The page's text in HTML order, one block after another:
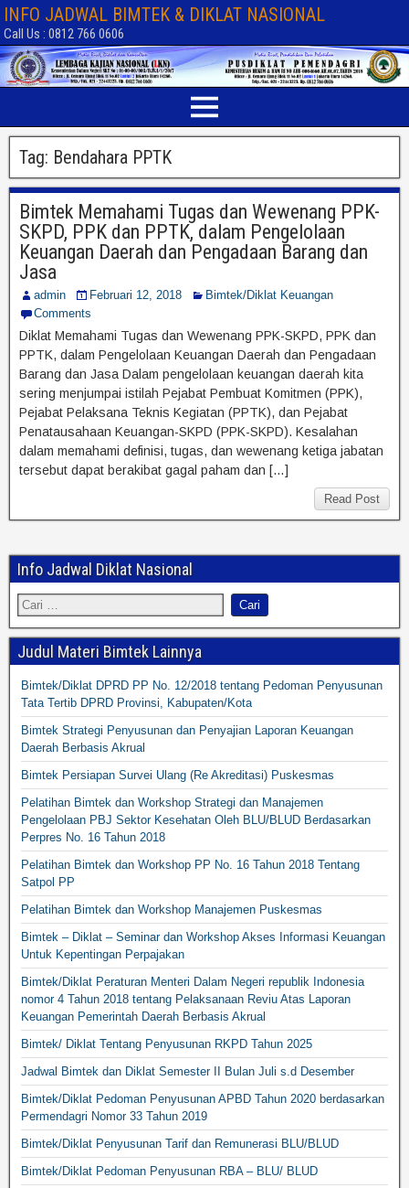
INFO JADWAL BIMTEK & DIKLAT NASIONAL
Call Us : 0812 766 0606
Tag: Bendahara PPTK
Bimtek Memahami Tugas dan Wewenang PPK-
SKPD, PPK dan PPTK, dalam Pengelolaan
Keuangan Daerah dan Pengadaan Barang dan
Jasa
admin Februari 12, 2018
Bimtek/Diklat Keuangan
Comments
Diklat Memahami Tugas dan Wewenang PPK-SKPD, PPK dan
PPTK, dalam Pengelolaan Keuangan Daerah dan Pengadaan
Barang dan Jasa Dalam pengelolaan keuangan daerah kita
sering menjumpai istilah Pejabat Pembuat Komitmen (PPK),
Pejabat Pelaksana Teknis Kegiatan (PPTK), dan Pejabat
Penatausahaan Keuangan-SKPD (PPK-SKPD). Kesalahan
dalam memahami definisi, tugas, dan wewenang ketiga jabatan
tersebut dapat berakibat gagal paham dan […]
Read Post
Info Jadwal Diklat Nasional
Judul Materi Bimtek Lainnya
Bimtek/Diklat DPRD PP No. 12/2018 tentang Pedoman Penyusunan
Tata Tertib DPRD Provinsi, Kabupaten/Kota
Bimtek Strategi Penyusunan dan Penyajian Laporan Keuangan
Daerah Berbasis Akrual
Bimtek Persiapan Survei Ulang (Re Akreditasi) Puskesmas
Pelatihan Bimtek dan Workshop Strategi dan Manajemen
Pengelolaan PBJ Sektor Kesehatan Oleh BLU/BLUD Berdasarkan
Perpres No. 16 Tahun 2018
Pelatihan Bimtek dan Workshop PP No. 16 Tahun 2018 Tentang
Satpol PP
Pelatihan Bimtek dan Workshop Manajemen Puskesmas
Bimtek – Diklat – Seminar dan Workshop Akses Informasi Keuangan
Untuk Kepentingan Perpajakan
Bimtek/Diklat Peraturan Menteri Dalam Negeri republik Indonesia
nomor 4 Tahun 2018 tentang Pelaksanaan Reviu Atas Laporan
Keuangan Pemerintah Daerah Berbasis Akrual
Bimtek/ Diklat Tentang Penyusunan RKPD Tahun 2025
Jadwal Bimtek dan Diklat Semester II Bulan Juli s.d Desember
Bimtek/Diklat Pedoman Penyusunan APBD Tahun 2020 berdasarkan
Permendagri Nomor 33 Tahun 2019
Bimtek/Diklat Penyusunan Tarif dan Remunerasi BLU/BLUD
Bimtek/Diklat Pedoman Penyusunan RBA – BLU/ BLUD